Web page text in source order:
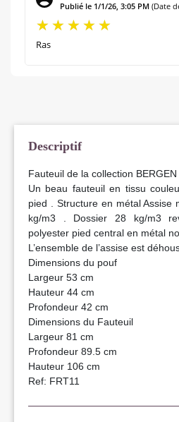
Publié le 1/1/26, 3:05 PM (Date
Ras
Descriptif
Fauteuil de la collection
Un beau fauteuil en tissu
pied . Structure en métal Assise
kg/m3 . Dossier 28 kg/m3
polyester pied central en métal
L’ensemble de l’assise est
Dimensions du pouf
Largeur 53 cm
Hauteur 44 cm
Profondeur 42 cm
Dimensions du Fauteuil
Largeur 81 cm
Profondeur 89.5 cm
Hauteur 106 cm
Ref: FRT11